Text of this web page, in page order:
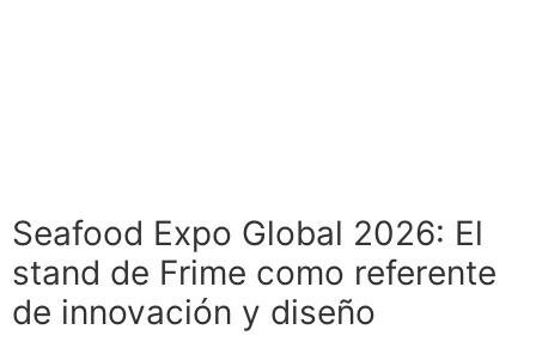
Seafood Expo Global 2026: El
stand de Frime como referente
de innovación y diseño